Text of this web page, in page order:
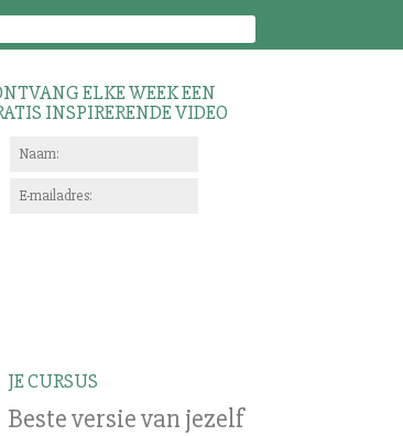
ELKE WEEK EEN
INSPIRERENDE VIDEO
JE CURSUS
Beste versie van jezelf